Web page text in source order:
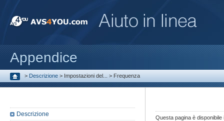
Appendice
> Descrizione > Impostazioni del... > Frequenza
Questa pagina è
Descrizione